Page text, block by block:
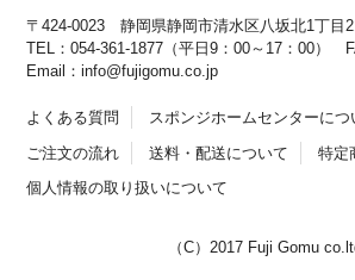
〒424-0023 静岡県静岡市清水区八坂北1丁目
TEL：054-361-1877（平日9：00～17：00）
Email：info@fujigomu.co.jp
よくある質問
スポンジホームセンターにつ
ご注文の流れ
送料・配送について
特定
個人情報の取り扱いについて
（C）2017 Fuji Gomu